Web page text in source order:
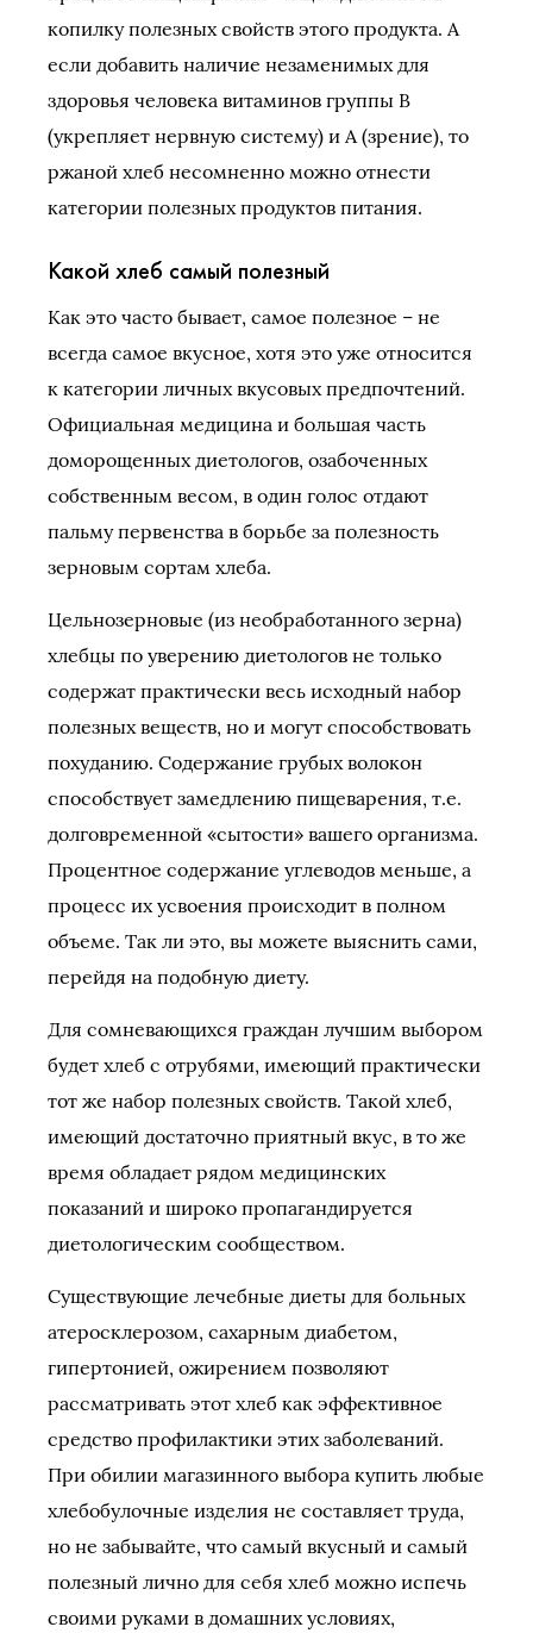
копилку полезных свойств этого продукта. А
если добавить наличие незаменимых для
здоровья человека витаминов группы В
(укрепляет нервную систему) и А (зрение), то
ржаной хлеб несомненно можно отнести
категории полезных продуктов питания.
Какой хлеб самый полезный
Как это часто бывает, самое полезное – не
всегда самое вкусное, хотя это уже относится
к категории личных вкусовых предпочтений.
Официальная медицина и большая часть
доморощенных диетологов, озабоченных
собственным весом, в один голос отдают
пальму первенства в борьбе за полезность
зерновым сортам хлеба.
Цельнозерновые (из необработанного зерна)
хлебцы по уверению диетологов не только
содержат практически весь исходный набор
полезных веществ, но и могут способствовать
похуданию. Содержание грубых волокон
способствует замедлению пищеварения, т.е.
долговременной «сытости» вашего организма.
Процентное содержание углеводов меньше, а
процесс их усвоения происходит в полном
объеме. Так ли это, вы можете выяснить сами,
перейдя на подобную диету.
Для сомневающихся граждан лучшим выбором
будет хлеб с отрубями, имеющий практически
тот же набор полезных свойств. Такой хлеб,
имеющий достаточно приятный вкус, в то же
время обладает рядом медицинских
показаний и широко пропагандируется
диетологическим сообществом.
Существующие лечебные диеты для больных
атеросклерозом, сахарным диабетом,
гипертонией, ожирением позволяют
рассматривать этот хлеб как эффективное
средство профилактики этих заболеваний.
При обилии магазинного выбора купить любые
хлебобулочные изделия не составляет труда,
но не забывайте, что самый вкусный и самый
полезный лично для себя хлеб можно испечь
своими руками в домашних условиях,